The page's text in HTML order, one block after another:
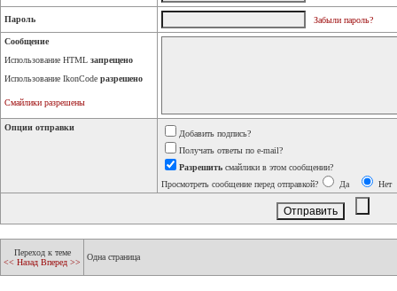
Пароль Забыли пароль?
Сообщение
Использование HTML запрещено
Использование IkonCode разрешено
Смайлики разрешены
Опции отправки
Добавить подпись?
Получать ответы по e-mail?
Разрешить смайлики в этом сообщении?
Просмотреть сообщение перед отправкой?
Да Нет
Переход к теме
<< Назад Вперед >>
Одна страница